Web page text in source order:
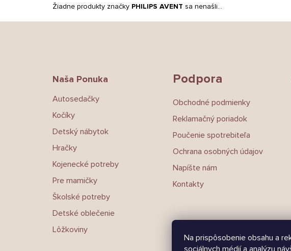
Na prispôsobenie obsahu a
sociálnych médií a analýzu
Žiadne produkty značky PHILIPS AVENT sa nenašli...
Naša Ponuka
Autosedačky
Kočíky
Detský nábytok
Hračky
Kojenecké potreby
Pre mamičky
Školské potreby
Detské oblečenie
Lôžkoviny
Podpora
Obchodné podmienky
Reklamačný poriadok
Poučenie spotrebiteľa
Ochrana osobných údajov
Napíšte nám
Kontakty